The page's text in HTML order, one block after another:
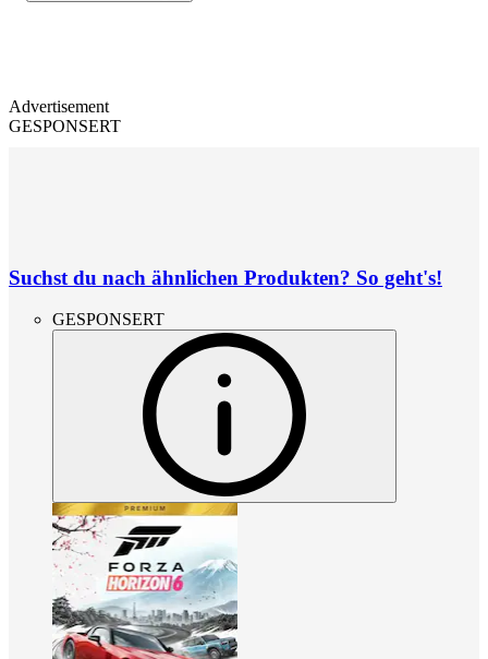
Advertisement
GESPONSERT
Suchst du nach ähnlichen Produkten? So geht's!
GESPONSERT